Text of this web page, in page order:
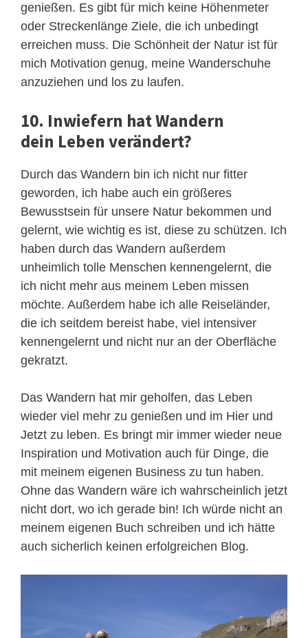
genießen. Es gibt für mich keine Höhenmeter
oder Streckenlänge Ziele, die ich unbedingt
erreichen muss. Die Schönheit der Natur ist für
mich Motivation genug, meine Wanderschuhe
anzuziehen und los zu laufen.
10. Inwiefern hat Wandern
dein Leben verändert?
Durch das Wandern bin ich nicht nur fitter
geworden, ich habe auch ein größeres
Bewusstsein für unsere Natur bekommen und
gelernt, wie wichtig es ist, diese zu schützen. Ich
haben durch das Wandern außerdem
unheimlich tolle Menschen kennengelernt, die
ich nicht mehr aus meinem Leben missen
möchte. Außerdem habe ich alle Reiseländer,
die ich seitdem bereist habe, viel intensiver
kennengelernt und nicht nur an der Oberfläche
gekratzt.
Das Wandern hat mir geholfen, das Leben
wieder viel mehr zu genießen und im Hier und
Jetzt zu leben. Es bringt mir immer wieder neue
Inspiration und Motivation auch für Dinge, die
mit meinem eigenen Business zu tun haben.
Ohne das Wandern wäre ich wahrscheinlich jetzt
nicht dort, wo ich gerade bin! Ich würde nicht an
meinem eigenen Buch schreiben und ich hätte
auch sicherlich keinen erfolgreichen Blog.